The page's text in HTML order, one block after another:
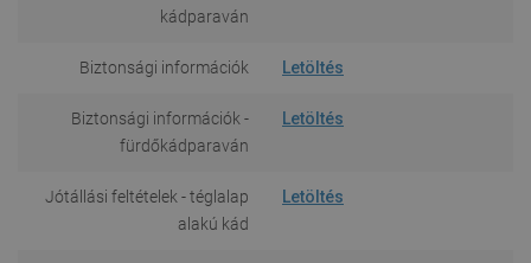
kádparaván
Biztonsági információk Letöltés
Biztonsági információk -
fürdőkádparaván
Letöltés
Jótállási feltételek - téglalap
alakú kád
Letöltés